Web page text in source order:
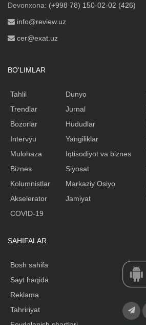
Devonxona: (+998 78) 150-02-02 (426)
info@review.uz
cer@exat.uz
BO'LIMLAR
Tahlil
Trendlar
Bozorlar
Intervyu
Mulohaza
Biznes
Kolumnistlar
Akselerator
Dunyo
Jurnal
Hududlar
Yangiliklar
Iqtisodiyot va biznes
Siyosat
Markaziy Osiyo
Jamiyat
COVID-19
SAHIFALAR
Bosh sahifa
Sayt haqida
Reklama
Tahririyat